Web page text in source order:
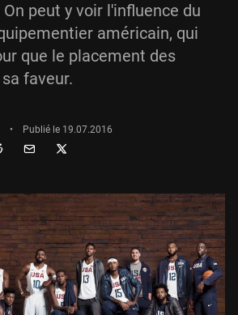
peut y voir l'influence du
américain, qui
que le placement des
faveur.
• Publié le 19.07.2016